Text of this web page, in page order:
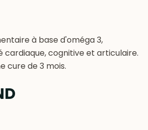
à base d'oméga 3,
cardiaque, cognitive et articulaire.
cure de 3 mois.